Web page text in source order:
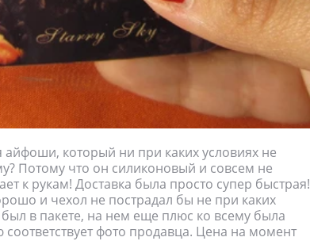
который ни при каких условиях не
Потому что он силиконовый и совсем не
к рукам! Доставка была просто супер быстрая!
и чехол не пострадал бы не при каких
в пакете, на нем еще плюс ко всему была
фото продавца. Цена на момент